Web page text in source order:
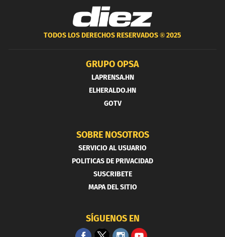
TODOS LOS DERECHOS RESERVADOS ®2025
GRUPO OPSA
LAPRENSA.HN
ELHERALDO.HN
GOTV
SOBRE NOSOTROS
SERVICIO AL USUARIO
POLITICAS DE PRIVACIDAD
SUSCRIBETE
MAPA DEL SITIO
SÍGUENOS EN